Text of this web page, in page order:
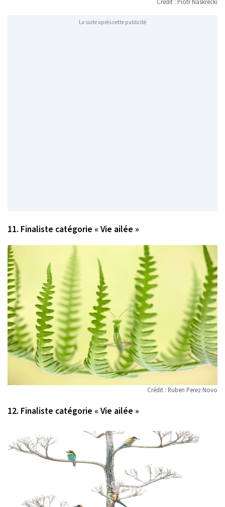
Crédit : Piotr Naskrecki
La suite après cette publicité
11. Finaliste catégorie « Vie ailée »
Crédit : Ruben Perez Novo
12. Finaliste catégorie « Vie ailée »